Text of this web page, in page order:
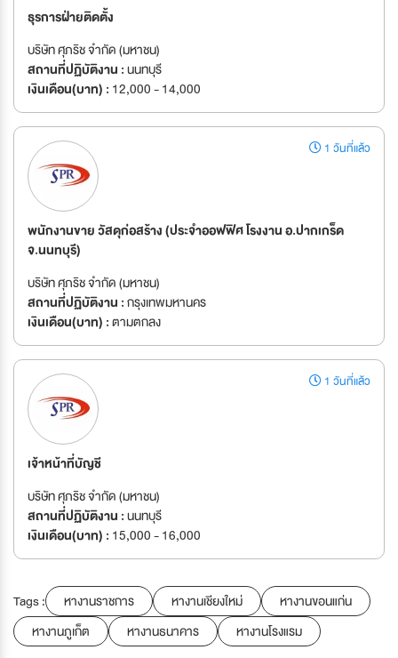
ธุรการฝ่ายติดตั้ง
บริษัท ศุภริช จำกัด (มหาชน)
สถานที่ปฏิบัติงาน :นนทบุรี
เงินเดือน(บาท) : 12,000 - 14,000
1 วันที่แล้ว
พนักงานขาย วัสดุก่อสร้าง (ประจำออฟฟิศ โรงงาน อ.ปากเกร็ด
จ.นนทบุรี)
บริษัท ศุภริช จำกัด (มหาชน)
สถานที่ปฏิบัติงาน :กรุงเทพมหานคร
เงินเดือน(บาท) :ตามตกลง
1 วันที่แล้ว
เจ้าหน้าที่บัญชี
บริษัท ศุภริช จำกัด (มหาชน)
สถานที่ปฏิบัติงาน :นนทบุรี
เงินเดือน(บาท) : 15,000 - 16,000
Tags : หางานราชการ หางานเชียงใหม่
หางานขอนแก่น
หางานภูเก็ต
หางานธนาคาร หางานโรงแรม